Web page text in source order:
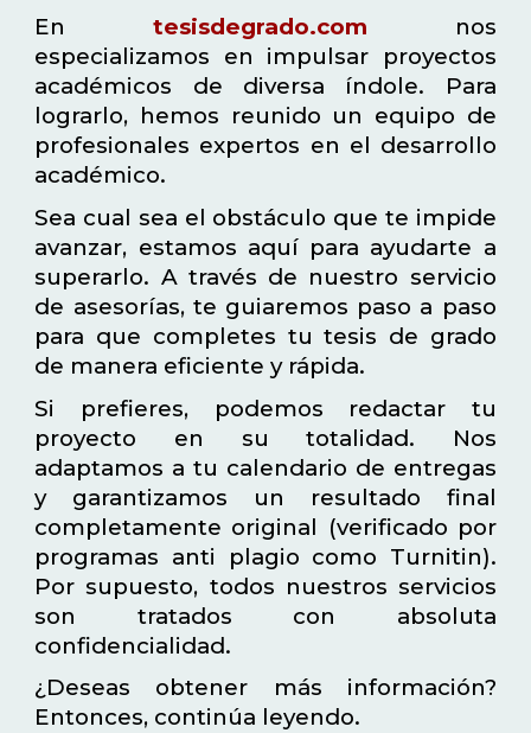
En tesisdegrado.com nos
especializamos en impulsar proyectos
académicos de diversa índole. Para
lograrlo, hemos reunido un equipo de
profesionales expertos en el desarrollo
académico.
Sea cual sea el obstáculo que te impide
avanzar, estamos aquí para ayudarte a
superarlo. A través de nuestro servicio
de asesorías, te guiaremos paso a paso
para que completes tu tesis de grado
de manera eficiente y rápida.
Si prefieres, podemos redactar tu
proyecto en su totalidad. Nos
adaptamos a tu calendario de entregas
y garantizamos un resultado final
completamente original (verificado por
programas anti plagio como Turnitin).
Por supuesto, todos nuestros servicios
son tratados con absoluta
confidencialidad.
¿Deseas obtener más información?
Entonces, continúa leyendo.